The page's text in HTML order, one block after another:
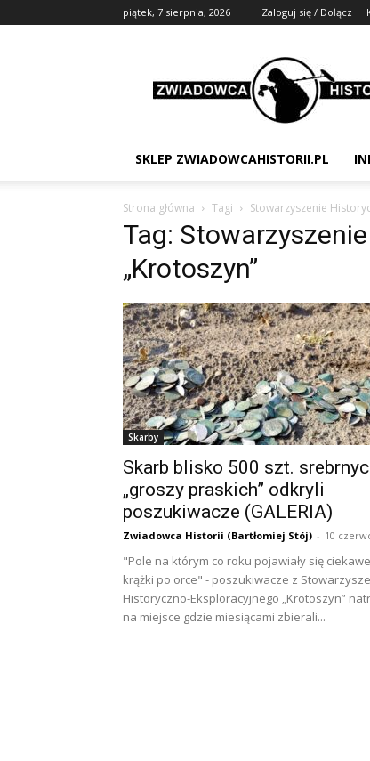
piątek, 7 sierpnia, 2026 Zaloguj się / Dołącz
Zwiadowca
Historii
SKLEP ZWIADOWCAHISTORII.PL
Strona główna Tagi Stowarzyszenie
Tag:
„Krotoszyn”
Skarby
Skarb blisko 500 szt.
„groszy praskich” odkryli
poszukiwacze (GALERIA)
Zwiadowca Historii (Bartłomiej Stój) - 10
"Pole na którym co roku pojawiały się ciekawe
krążki po orce" - poszukiwacze z
Historyczno-Eksploracyjnego „Krotoszyn”
na miejsce gdzie miesiącami zbierali...